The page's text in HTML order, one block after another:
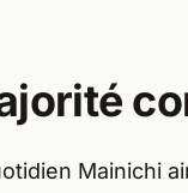
Mainichi